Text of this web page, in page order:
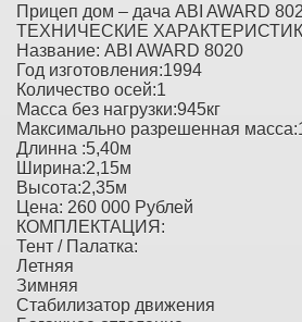
Прицеп дом – дача ABI AWARD
ТЕХНИЧЕСКИЕ
Название: ABI AWARD 8020
Год изготовления:1994
Количество осей:1
Масса без нагрузки:945кг
Максимально разрешенная
Длинна :5,40м
Ширина:2,15м
Высота:2,35м
Цена: 260 000 Рублей
КОМПЛЕКТАЦИЯ:
Тент / Палатка:
Летняя
Зимняя
Стабилизатор движения